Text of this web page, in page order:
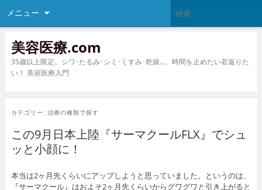
メニュー
美容医療.com
35歳以上限定。シワ･たるみ･シミ･くすみ･乾燥…、時間を止めたい若返りた
い！ 美容医療入門
カテゴリー: 治療の種類で探す
この9月日本上陸『サーマクールFLX』でシュ
ッと小顔に！
本当は2ヶ月先くらいにアップしようと思っていました。というのは、
『サーマクール』はおよそ2ヶ月先くらいからグワグワと引き上がると